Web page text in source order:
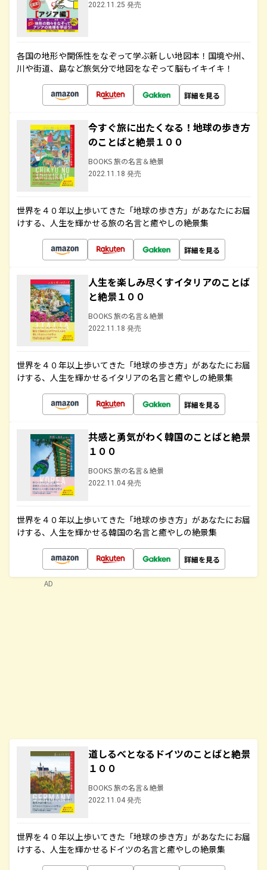
2022.11.25 発売
各国の地形や関係性をなぞって学ぶ新しい地図本！国境や州、
川や街道、島など旅気分で地図をなぞって脳もイキイキ！
詳細を見る
今すぐ旅に出たくなる！地球の歩き方
のことばと絶景１００
BOOKS 旅の名言＆絶景
2022.11.18 発売
世界を４０年以上歩いてきた「地球の歩き方」があなたにお届
けする、人生を輝かせる旅の名言と癒やしの絶景集
詳細を見る
人生を楽しみ尽くすイタリアのことば
と絶景１００
BOOKS 旅の名言＆絶景
2022.11.18 発売
世界を４０年以上歩いてきた「地球の歩き方」があなたにお届
けする、人生を輝かせるイタリアの名言と癒やしの絶景集
詳細を見る
共感と勇気がわく韓国のことばと絶景
１００
BOOKS 旅の名言＆絶景
2022.11.04 発売
世界を４０年以上歩いてきた「地球の歩き方」があなたにお届
けする、人生を輝かせる韓国の名言と癒やしの絶景集
詳細を見る
道しるべとなるドイツのことばと絶景
１００
BOOKS 旅の名言＆絶景
2022.11.04 発売
世界を４０年以上歩いてきた「地球の歩き方」があなたにお届
けする、人生を輝かせるドイツの名言と癒やしの絶景集
AD